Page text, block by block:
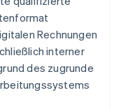
Rechnungen
interner
des zugrunde